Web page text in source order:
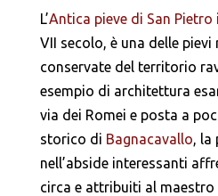
L’Antica pieve di San Pietro
VII secolo, è una delle
conservate del territorio
esempio di architettura
via dei Romei e posta a
storico di Bagnacavallo, la
nell’abside interessanti
circa e attribuiti al maestro